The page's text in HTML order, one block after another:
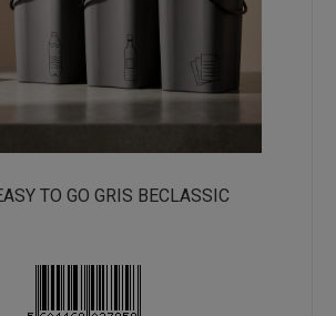
TO GO GRIS BECLASSIC